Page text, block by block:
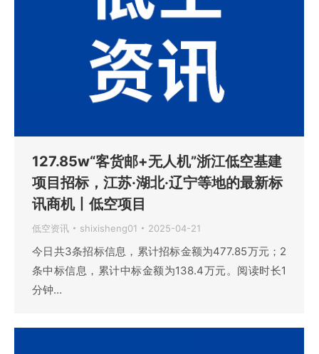
127.85w“客货邮+无人机”浙江低空基建
项目招标，江苏·湖北·辽宁等地的最新标
讯商机丨低空项目
低空资讯 shixisheng01 2025-04-21
今日共3条招标信息，累计招标金额为477.85万元；2
条中标信息，累计中标金额为138.4万元。阅读时长1
分钟…